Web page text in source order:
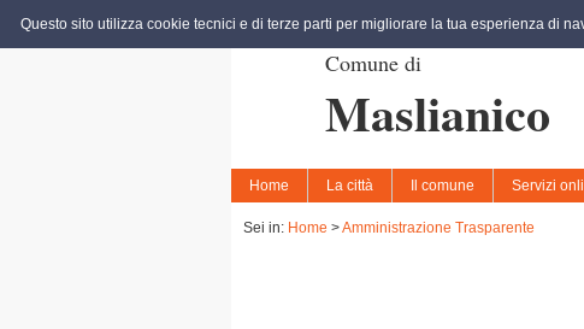
Comune di
Maslianico
Home La città Il comune Servizi
Sei in: Home >Amministrazione Trasparente
Questo sito utilizza cookie tecnici e di terze parti per migliorare la tua esperienza di